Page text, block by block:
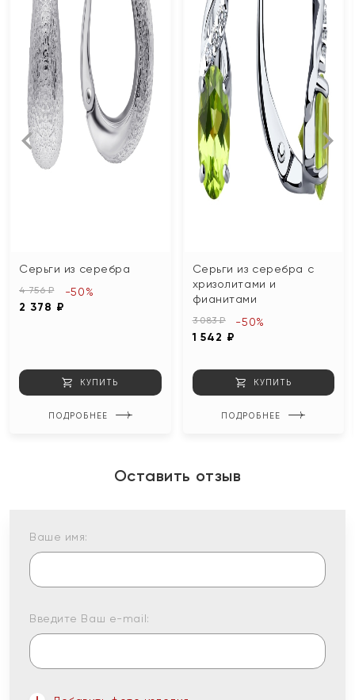
Серьги из серебра
4 756 ₽
2 378 ₽
-50%
КУПИТЬ
ПОДРОБНЕЕ
Серьги из серебра с
хризолитами и
фианитами
3 083 ₽
1 542 ₽
-50%
КУПИТЬ
ПОДРОБНЕЕ
Оставить отзыв
Ваше имя:
Введите Ваш e-mail: